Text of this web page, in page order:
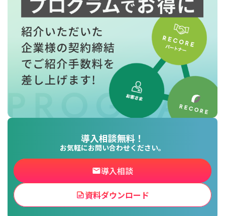
導入相談無料！
お気軽にお問い合わせください。
導入相談
資料ダウンロード